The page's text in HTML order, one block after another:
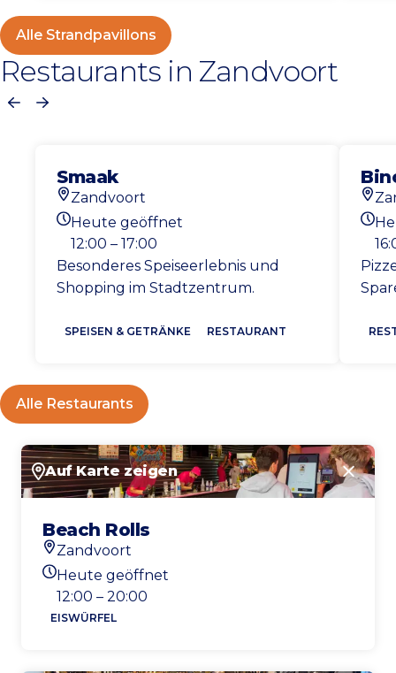
Alle Strandpavillons
Restaurants in Zandvoort
Vorherige
Nächste
Smaak
Standort
Zandvoort
Heutigen Öffnungszeiten
Heute geöffnet
12:00 – 17:00
Besonderes Speiseerlebnis und
Shopping im Stadtzentrum.
SPEISEN & GETRÄNKE RESTAURANT
Alle Restaurants
Auf Karte zeigen
Beach Rolls
Standort
Zandvoort
Heutigen Öffnungszeiten
Heute geöffnet
12:00 – 20:00
EISWÜRFEL